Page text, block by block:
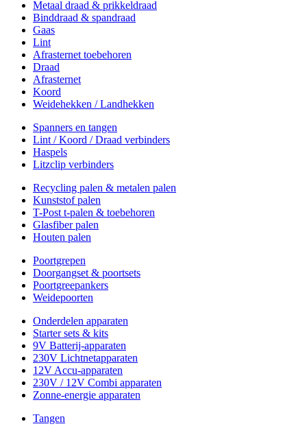
Metaal draad & prikkeldraad
Binddraad & spandraad
Gaas
Lint
Afrasternet toebehoren
Draad
Afrasternet
Koord
Weidehekken / Landhekken
Spanners en tangen
Lint / Koord / Draad verbinders
Haspels
Litzclip verbinders
Recycling palen & metalen palen
Kunststof palen
T-Post t-palen & toebehoren
Glasfiber palen
Houten palen
Poortgrepen
Doorgangset & poortsets
Poortgreepankers
Weidepoorten
Onderdelen apparaten
Starter sets & kits
9V Batterij-apparaten
230V Lichtnetapparaten
12V Accu-apparaten
230V / 12V Combi apparaten
Zonne-energie apparaten
Tangen